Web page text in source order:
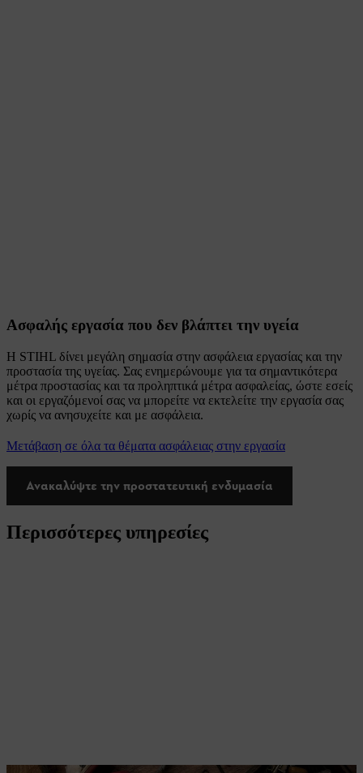
Ασφαλής εργασία που δεν βλάπτει την υγεία
Η STIHL δίνει μεγάλη σημασία στην ασφάλεια εργασίας και την
προστασία της υγείας. Σας ενημερώνουμε για τα σημαντικότερα
μέτρα προστασίας και τα προληπτικά μέτρα ασφαλείας, ώστε εσείς
και οι εργαζόμενοί σας να μπορείτε να εκτελείτε την εργασία σας
χωρίς να ανησυχείτε και με ασφάλεια.
Μετάβαση σε όλα τα θέματα ασφάλειας στην εργασία
Ανακαλύψτε την προστατευτική ενδυμασία
Περισσότερες υπηρεσίες